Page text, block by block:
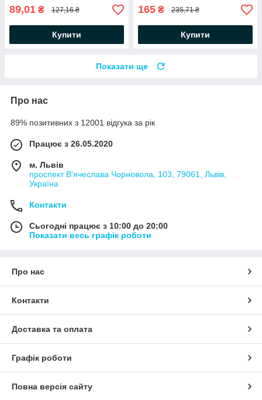
89,01 ₴ 127,16 ₴
Купити
165 ₴ 235,71 ₴
Купити
Показати ще
Про нас
89% позитивних з 12001 відгука за рік
Працює з 26.05.2020
м. Львів
проспект В'ячеслава Чорновола, 103, 79061, Львів,
Україна
Контакти
Сьогодні працює з 10:00 до 20:00
Показати весь графік роботи
Про нас
Контакти
Доставка та оплата
Графік роботи
Повна версія сайту